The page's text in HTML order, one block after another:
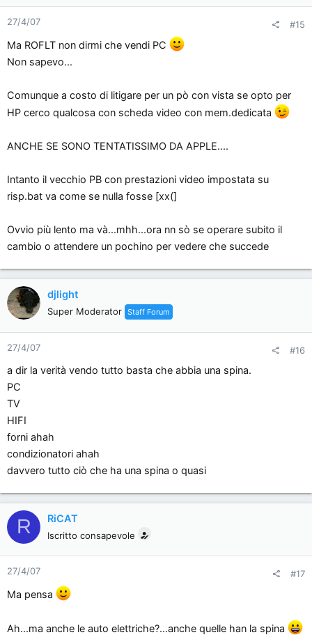
27/4/07 #15
Ma ROFLT non dirmi che vendi PC
Non sapevo...
Comunque a costo di litigare per un pò con vista se opto per
HP cerco qualcosa con scheda video con mem.dedicata
ANCHE SE SONO TENTATISSIMO DA APPLE....
Intanto il vecchio PB con prestazioni video impostata su
risp.bat va come se nulla fosse [xx(]
Ovvio più lento ma và...mhh...ora nn sò se operare subito il
cambio o attendere un pochino per vedere che succede
djlight
Super Moderator Staff Forum
27/4/07 #16
a dir la verità vendo tutto basta che abbia una spina.
PC
TV
HIFI
forni ahah
condizionatori ahah
davvero tutto ciò che ha una spina o quasi
R RiCAT
Iscritto consapevole
27/4/07 #17
Ma pensa
Ah...ma anche le auto elettriche?...anche quelle han la spina